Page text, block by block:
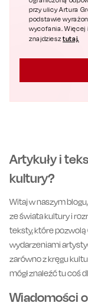
przy ulicy Artura
podstawie
wycofania.
znajdziesztutaj.
Artykuły i
kultury?
Witaj w naszym
ze świata kultury i
teksty, które
wydarzeniami
zarówno z kręgu
mógł znaleźć tu coś
Wiadomości